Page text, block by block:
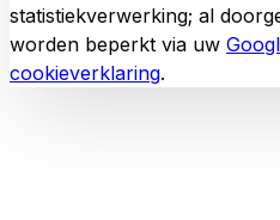
statistiekverwerking; al
worden beperkt via uw
cookieverklaring.